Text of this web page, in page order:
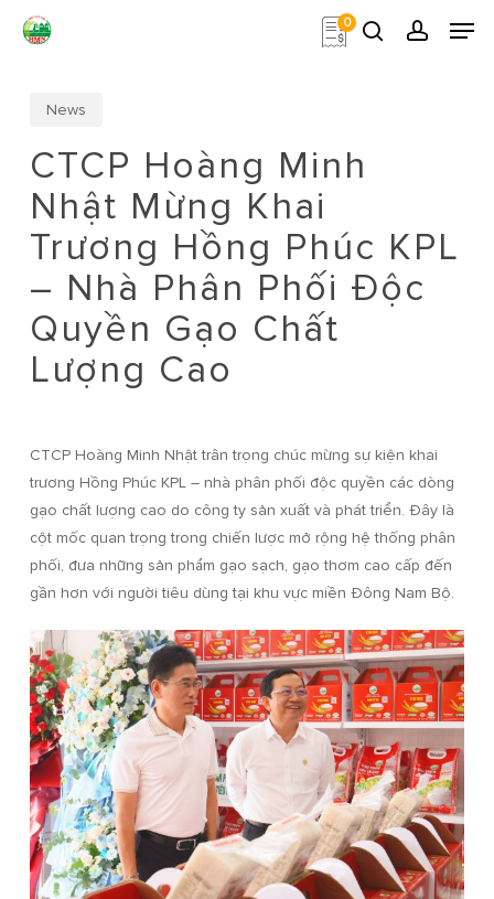
0
News
CTCP Hoàng Minh
Nhật Mừng Khai
Trương Hồng Phúc KPL
– Nhà Phân Phối Độc
Quyền Gạo Chất
Lượng Cao
CTCP Hoàng Minh Nhật trân trọng chúc mừng sự kiện khai
trương Hồng Phúc KPL – nhà phân phối độc quyền các dòng
gạo chất lượng cao do công ty sản xuất và phát triển. Đây là
cột mốc quan trọng trong chiến lược mở rộng hệ thống phân
phối, đưa những sản phẩm gạo sạch, gạo thơm cao cấp đến
gần hơn với người tiêu dùng tại khu vực miền Đông Nam Bộ.